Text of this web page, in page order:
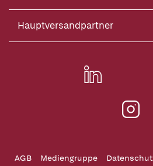
Hauptversandpartner
AGB Mediengruppe